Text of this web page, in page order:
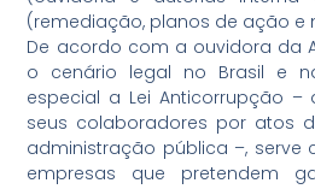
(remediação, planos de ação e
De acordo com a ouvidora da
o cenário legal no Brasil e
especial a Lei Anticorrupção –
seus colaboradores por atos
administração pública –, serve
empresas que pretendem